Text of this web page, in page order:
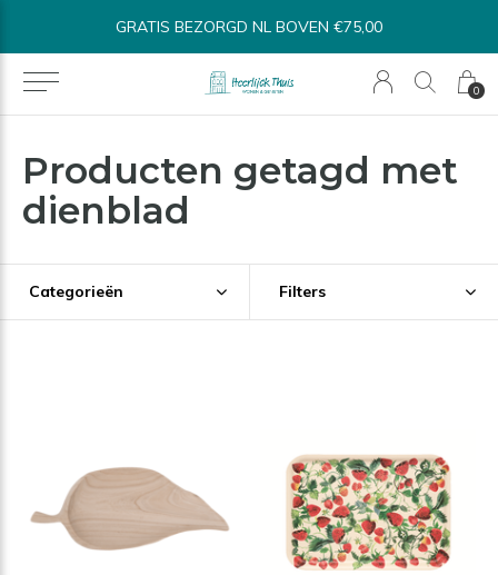
0
GRATIS BEZORGD NL BOVEN €75,00
Producten getagd met
dienblad
Categorieën Filters